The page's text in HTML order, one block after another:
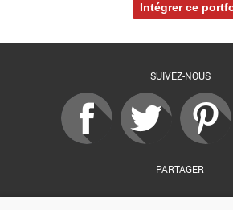
Intégrer ce
SUIVEZ-NOUS
PARTAGER